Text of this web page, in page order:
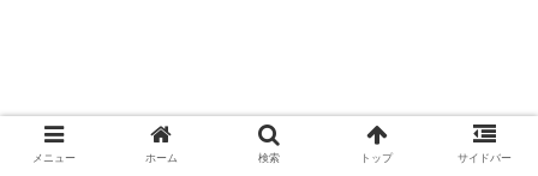
メニュー ホーム 検索 トップ サイドバー